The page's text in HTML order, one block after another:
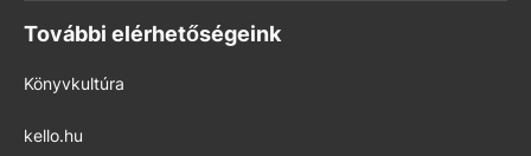
További elérhetőségeink
Könyvkultúra
kello.hu